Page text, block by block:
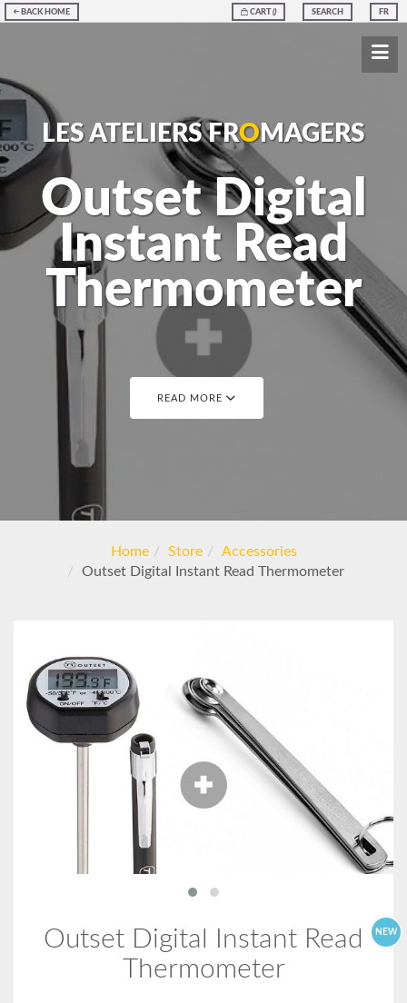
FR
SEARCH
CART ()
BACK HOME
LES ATELIERS FRO MAGERS
Outset Digital
Instant Read
Thermometer
READ MORE
Home Store
Accessories
Outset Digital Instant Read Thermometer
Outset Digital Instant Read
Thermometer
NEW